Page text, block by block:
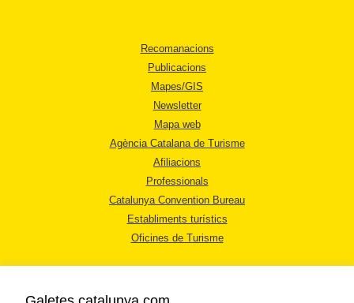
Recomanacions
Publicacions
Mapes/GIS
Newsletter
Mapa web
Agència Catalana de Turisme
Afiliacions
Professionals
Catalunya Convention Bureau
Establiments turístics
Oficines de Turisme